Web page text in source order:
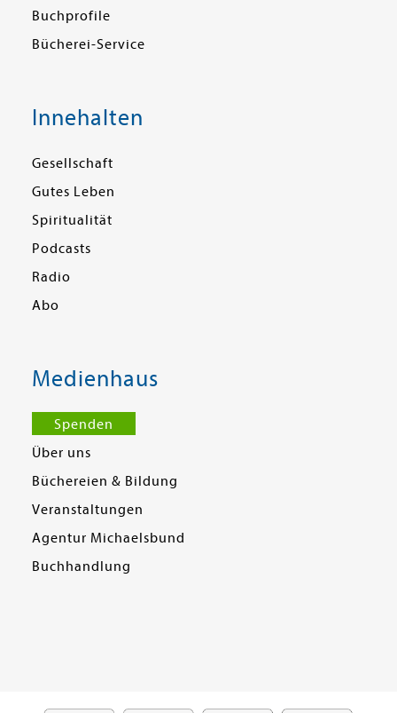
Buchprofile
Bücherei-Service
Innehalten
Gesellschaft
Gutes Leben
Spiritualität
Podcasts
Radio
Abo
Medienhaus
Spenden
Über uns
Büchereien & Bildung
Veranstaltungen
Agentur Michaelsbund
Buchhandlung